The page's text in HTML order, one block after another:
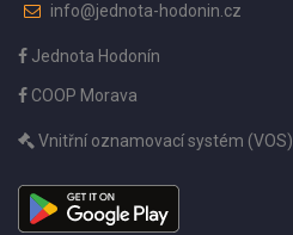
info@jednota-hodonin.cz
Jednota Hodonín
COOP Morava
Vnitřní oznamovací systém (VOS)